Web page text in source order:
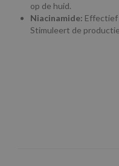
op de huid.
Niacinamide: Effectief
Stimuleert de